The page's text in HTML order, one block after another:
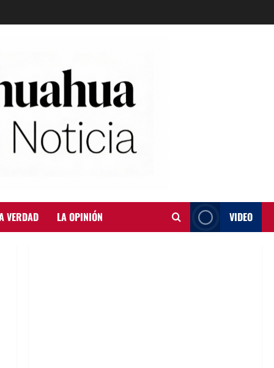
VERDAD LA OPINIÓN VIDEO